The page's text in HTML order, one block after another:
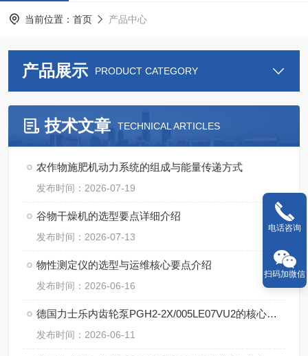
当前位置： 首页 产品中心
产品展示 PRODUCT CATEGORY
技术文章 TECHNICAL ARTICLES
农作物施肥机动力系统的组成与能量传递方式
发布时间：2026-07-19
谷物干燥机的选型要点详细介绍
发布时间：2026-07-13
物性测定仪的选型与运维核心要点介绍
发布时间：2026-06-16
德国力士乐内齿轮泵PGH2-2X/005LE07VU2的核心特点
发布时间：2026-06-11
电话咨询
扫码加微信